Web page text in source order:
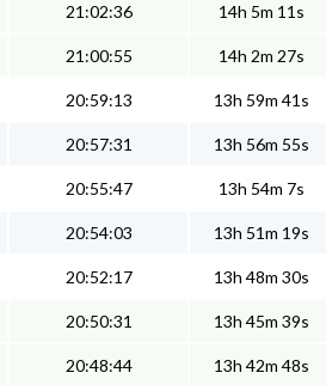
21:02:36 14h 5m 11s
21:00:55 14h 2m 27s
20:59:13 13h 59m 41s
20:57:31 13h 56m 55s
20:55:47 13h 54m 7s
20:54:03 13h 51m 19s
20:52:17 13h 48m 30s
20:50:31 13h 45m 39s
20:48:44 13h 42m 48s